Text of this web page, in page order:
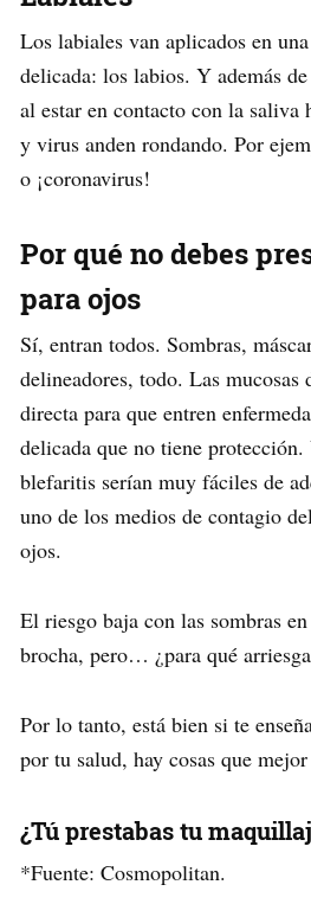
Los labiales van aplicados en
delicada: los labios. Y además
al estar en contacto con la saliva
y virus anden rondando. Por
o ¡coronavirus!
Por qué no debes
para ojos
Sí, entran todos. Sombras,
delineadores, todo. Las mucosas
directa para que entren
delicada que no tiene
blefaritis serían muy fáciles de
uno de los medios de contagio
ojos.
El riesgo baja con las sombras
brocha, pero… ¿para qué
Por lo tanto, está bien si te
por tu salud, hay cosas que
¿Tú prestabas tu
*Fuente: Cosmopolitan.